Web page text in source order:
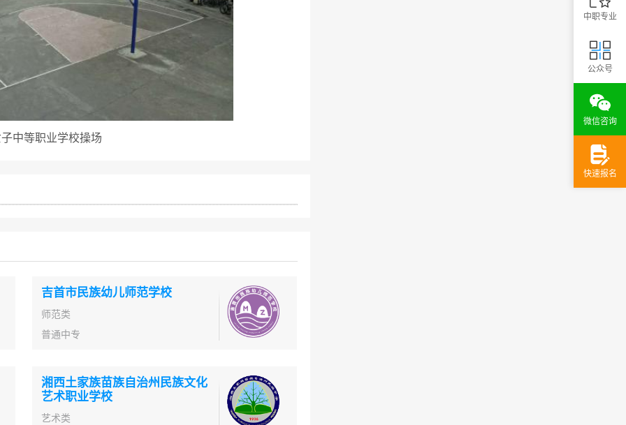
中等职业学校操场
吉首市民族幼儿师范学校
师范类
普通中专
湘西土家族苗族自治州民族文化
艺术职业学校
艺术类
中职专业
公众号
微信咨询
快速报名